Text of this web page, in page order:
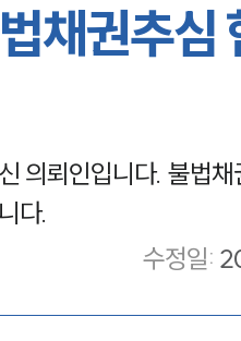
채권추심
의뢰인입니다. 불법
다.
수정일: